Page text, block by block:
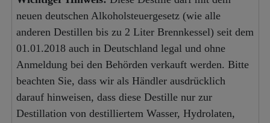
neuen deutschen Alkoholsteuergesetz (wie alle
anderen Destillen bis zu 2 Liter Brennkessel) seit dem
01.01.2018 auch in Deutschland legal und ohne
Anmeldung bei den Behörden verkauft werden. Bitte
beachten Sie, dass wir als Händler ausdrücklich
darauf hinweisen, dass diese Destille nur zur
Destillation von destilliertem Wasser, Hydrolaten,